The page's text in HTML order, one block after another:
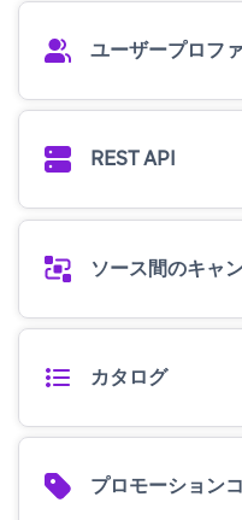
ユーザープロフ
REST API
ソース間のキャ
カタログ
プロモーション